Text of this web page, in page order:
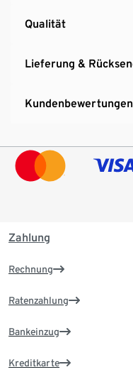
Qualität
Lieferung &
Kundenbewertungen
Zahlung
Rechnung
Ratenzahlung
Bankeinzug
Kreditkarte